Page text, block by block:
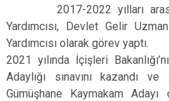
2017-2022 yılları
Yardımcısı, Devlet Gelir
Yardımcısı olarak görev yaptı.
2021 yılında İçişleri
Adaylığı sınavını kazandı
Gümüşhane Kaymakam